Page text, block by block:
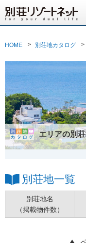
HOME 別荘地カタログ
エリアの別
別荘地一覧
別荘地名
（掲載物件数）